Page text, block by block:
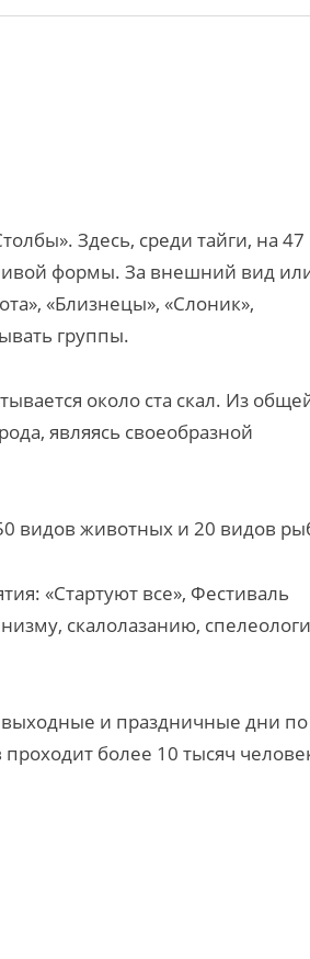
Здесь, среди тайги, на 47
формы. За внешний вид
«Близнецы», «Слоник»,
группы.
около ста скал. Из
являясь своеобразной
видов животных и 20 видов
«Стартуют все», Фестиваль
скалолазанию,
и праздничные дни по
более 10 тысяч